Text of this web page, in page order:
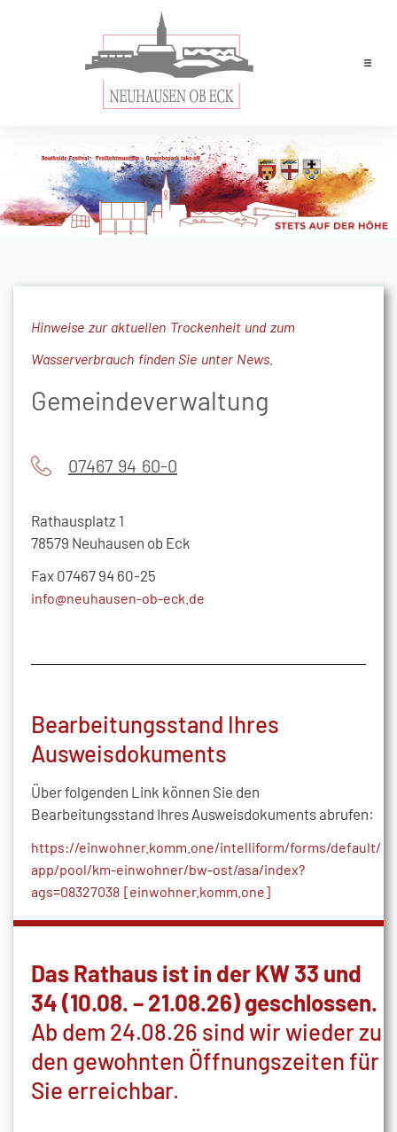
Leben & Wohnen
Rathaus
Hinweise zur aktuellen Trockenheit und zum
Wasserverbrauch finden Sie unter News.
Gemeindeverwaltung
07467 94 60-0
Rathausplatz 1
78579 Neuhausen ob Eck
Fax 07467 94 60-25
info@neuhausen-ob-eck.de
Bearbeitungsstand Ihres
Ausweisdokuments
Über folgenden Link können Sie den
Bearbeitungsstand Ihres Ausweisdokuments abrufen:
https://einwohner.komm.one/intelliform/forms/default/
app/pool/km-einwohner/bw-ost/asa/index?
ags=08327038 [einwohner.komm.one]
Das Rathaus ist in der KW 33 und
34 (10.08. – 21.08.26) geschlossen.
Ab dem 24.08.26 sind wir wieder zu
den gewohnten Öffnungszeiten für
Sie erreichbar.